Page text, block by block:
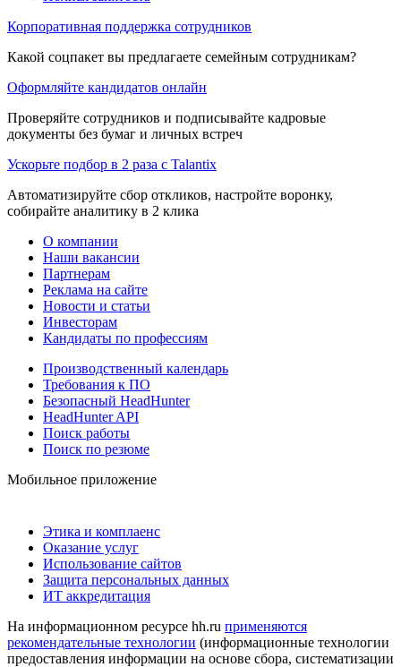
Корпоративная поддержка сотрудников
Какой соцпакет вы предлагаете семейным сотрудникам?
Оформляйте кандидатов онлайн
Проверяйте сотрудников и подписывайте кадровые
документы без бумаг и личных встреч
Ускорьте подбор в 2 раза с Talantix
Автоматизируйте сбор откликов, настройте воронку,
собирайте аналитику в 2 клика
О компании
Наши вакансии
Партнерам
Реклама на сайте
Новости и статьи
Инвесторам
Кандидаты по профессиям
Производственный календарь
Требования к ПО
Безопасный HeadHunter
HeadHunter API
Поиск работы
Поиск по резюме
Мобильное приложение
Этика и комплаенс
Оказание услуг
Использование сайтов
Защита персональных данных
ИТ аккредитация
На информационном ресурсе hh.ru применяются
рекомендательные технологии (информационные технологии
предоставления информации на основе сбора, систематизации